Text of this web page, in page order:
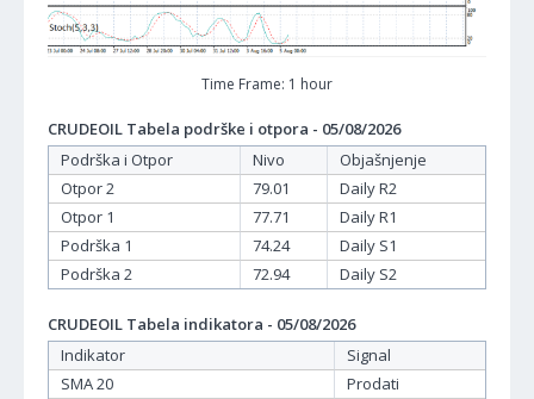
Time Frame: 1 hour
CRUDEOIL Tabela podrške i otpora - 05/08/2026
Podrška i Otpor
Nivo
Objašnjenje
Otpor 2
79.01
Daily R2
Otpor 1
77.71
Daily R1
Podrška 1
74.24
Daily S1
Podrška 2
72.94 Daily S2
CRUDEOIL Tabela indikatora - 05/08/2026
Indikator
Signal
SMA 20
Prodati